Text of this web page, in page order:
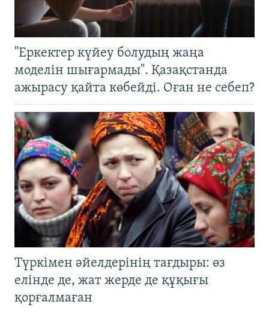
"Еркектер күйеу болудың жаңа
моделін шығармады". Қазақстанда
ажырасу қайта көбейді. Оған не себеп?
Түркімен әйелдерінің тағдыры: өз
елінде де, жат жерде де құқығы
қорғалмаған